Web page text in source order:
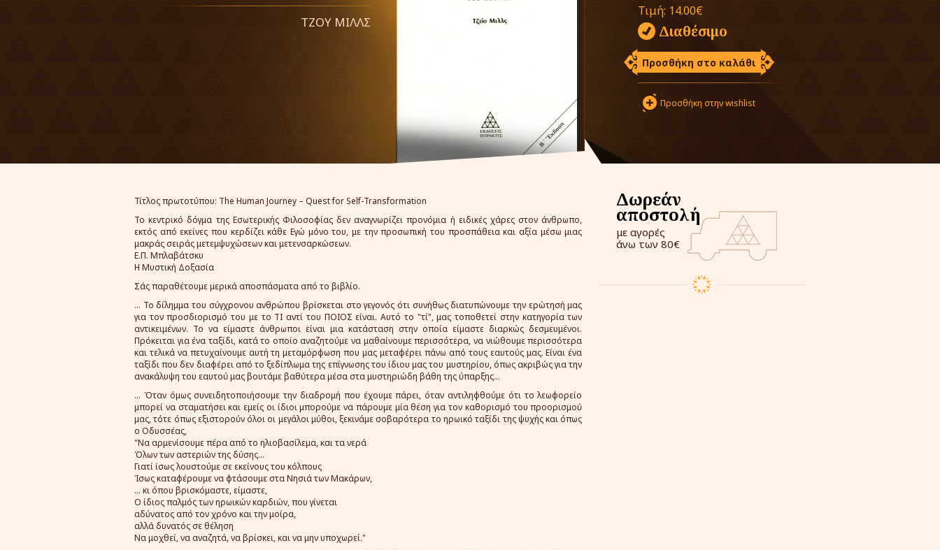
ΤΖΟΥ ΜΙΛΛΣ
Τιμή: 14.00€
Διαθέσιμο
Προσθήκη στο καλάθι
Προσθήκη στην wishlist
Τίτλος πρωτοτύπου: The Human Journey – Quest for Self-Transformation
Το κεντρικό δόγμα της Εσωτερικής Φιλοσοφίας δεν αναγνωρίζει προνόμια ή ειδικές χάρες στον άνθρωπο,
εκτός από εκείνες που κερδίζει κάθε Εγώ μόνο του, με την προσωπική του προσπάθεια και αξία μέσω μιας
μακράς σειράς μετεμψυχώσεων και μετενσαρκώσεων.
Ε.Π. Μπλαβάτσκυ
Η Μυστική Δοξασία
Σάς παραθέτουμε μερικά αποσπάσματα από το βιβλίο.
... Το δίλημμα του σύγχρονου ανθρώπου βρίσκεται στο γεγονός ότι συνήθως διατυπώνουμε την ερώτησή μας
για τον προσδιορισμό του με το ΤΙ αντί του ΠΟΙΟΣ είναι. Αυτό το "τί", μας τοποθετεί στην κατηγορία των
αντικειμένων. Το να είμαστε άνθρωποι είναι μια κατάσταση στην οποία είμαστε διαρκώς δεσμευμένοι.
Πρόκειται για ένα ταξίδι, κατά το οποίο αναζητούμε να μαθαίνουμε περισσότερα, να νιώθουμε περισσότερα
και τελικά να πετυχαίνουμε αυτή τη μεταμόρφωση που μας μεταφέρει πάνω από τους εαυτούς μας. Είναι ένα
ταξίδι που δεν διαφέρει από το ξεδίπλωμα της επίγνωσης του ίδιου μας του μυστηρίου, όπως ακριβώς για την
ανακάλυψη του εαυτού μας βουτάμε βαθύτερα μέσα στα μυστηριώδη βάθη της ύπαρξης...
... Όταν όμως συνειδητοποιήσουμε την διαδρομή που έχουμε πάρει, όταν αντιληφθούμε ότι το λεωφορείο
μπορεί να σταματήσει και εμείς οι ίδιοι μπορούμε να πάρουμε μία θέση για τον καθορισμό του προορισμού
μας, τότε όπως εξιστορούν όλοι οι μεγάλοι μύθοι, ξεκινάμε σοβαρότερα το ηρωικό ταξίδι της ψυχής και όπως
ο Οδυσσέας,
"Να αρμενίσουμε πέρα από το ηλιοβασίλεμα, και τα νερά
Όλων των αστεριών της δύσης...
Γιατί ίσως λουστούμε σε εκείνους του κόλπους
Ίσως καταφέρουμε να φτάσουμε στα Νησιά των Μακάρων,
... κι όπου βρισκόμαστε, είμαστε,
Ο ίδιος παλμός των ηρωικών καρδιών, που γίνεται
αδύνατος από τον χρόνο και την μοίρα,
αλλά δυνατός σε θέληση
Να μοχθεί, να αναζητά, να βρίσκει, και να μην υποχωρεί."
Δωρεάν
αποστολή
με αγορές
άνω των 80€